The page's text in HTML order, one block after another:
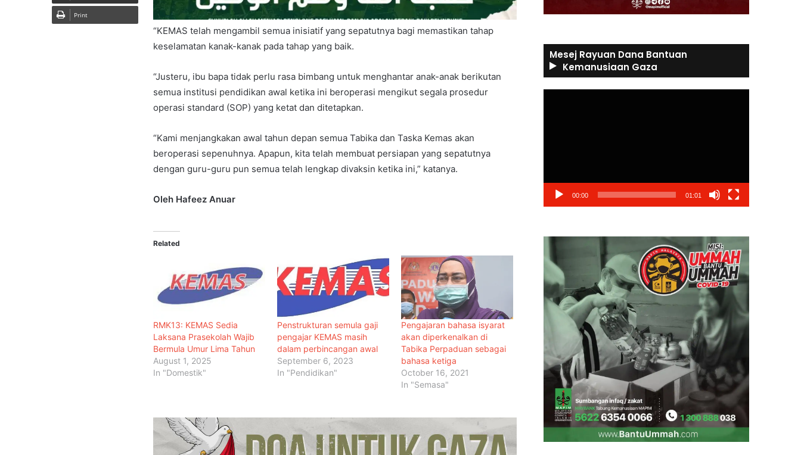
“KEMAS telah mengambil semua inisiatif yang sepatutnya bagi memastikan tahap
keselamatan kanak-kanak pada tahap yang baik.
“Justeru, ibu bapa tidak perlu rasa bimbang untuk menghantar anak-anak berikutan
semua institusi pendidikan awal ketika ini beroperasi mengikut segala prosedur
operasi standard (SOP) yang ketat dan ditetapkan.
“Kami menjangkakan awal tahun depan semua Tabika dan Taska Kemas akan
beroperasi sepenuhnya. Apapun, kita telah membuat persiapan yang sepatutnya
dengan guru-guru pun semua telah lengkap divaksin ketika ini,” katanya.
Oleh Hafeez Anuar
Related
RMK13: KEMAS Sedia
Laksana Prasekolah Wajib
Bermula Umur Lima Tahun
August 1, 2025
In "Domestik"
Penstrukturan semula gaji
pengajar KEMAS masih
dalam perbincangan awal
September 6, 2023
In "Pendidikan"
Pengajaran bahasa isyarat
akan diperkenalkan di
Tabika Perpaduan sebagai
bahasa ketiga
October 16, 2021
In "Semasa"
Print
Kongres Farmasi Dunia 2027
Mesej Rayuan Dana Bantuan
Kemanusiaan Gaza
00:00 01:01